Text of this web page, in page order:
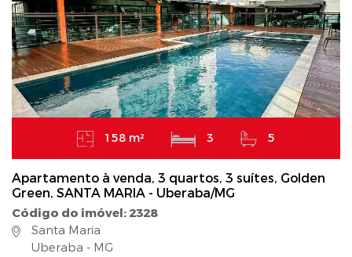
158 m² 3 5
Apartamento à venda, 3 quartos, 3 suítes, Golden
Green, SANTA MARIA - Uberaba/MG
Código do imóvel: 2328
Santa Maria
Uberaba - MG